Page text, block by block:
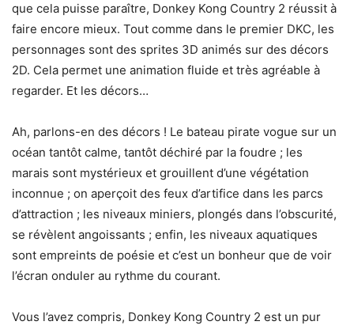
que cela puisse paraître, Donkey Kong Country 2 réussit à
faire encore mieux. Tout comme dans le premier DKC, les
personnages sont des sprites 3D animés sur des décors
2D. Cela permet une animation fluide et très agréable à
regarder. Et les décors…
Ah, parlons-en des décors ! Le bateau pirate vogue sur un
océan tantôt calme, tantôt déchiré par la foudre ; les
marais sont mystérieux et grouillent d’une végétation
inconnue ; on aperçoit des feux d’artifice dans les parcs
d’attraction ; les niveaux miniers, plongés dans l’obscurité,
se révèlent angoissants ; enfin, les niveaux aquatiques
sont empreints de poésie et c’est un bonheur que de voir
l’écran onduler au rythme du courant.
Vous l’avez compris, Donkey Kong Country 2 est un pur